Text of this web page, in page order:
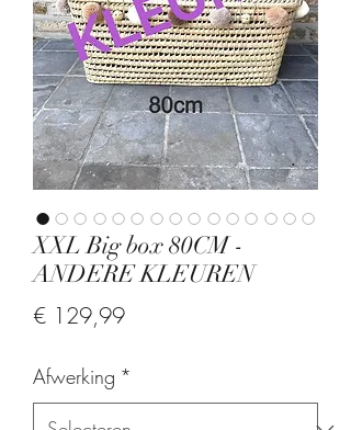
XXL Big box 80CM -
ANDERE KLEUREN
€ 129,99Prijs
Afwerking *